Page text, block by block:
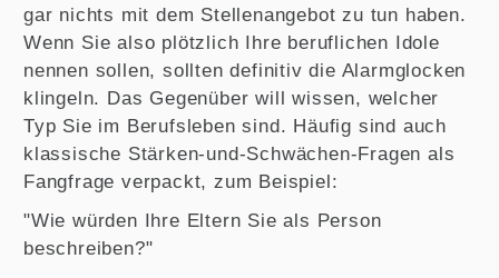
gar nichts mit dem Stellenangebot zu tun haben.
Wenn Sie also plötzlich Ihre beruflichen Idole
nennen sollen, sollten definitiv die Alarmglocken
klingeln. Das Gegenüber will wissen, welcher
Typ Sie im Berufsleben sind. Häufig sind auch
klassische Stärken-und-Schwächen-Fragen als
Fangfrage verpackt, zum Beispiel:
"Wie würden Ihre Eltern Sie als Person
beschreiben?"